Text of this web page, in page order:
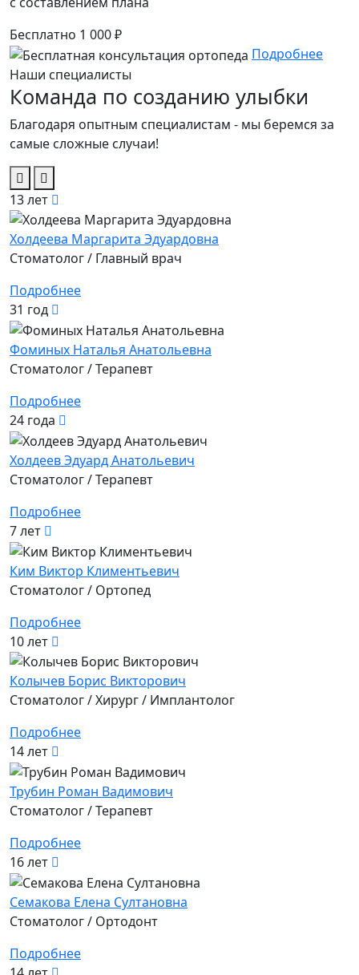
Бесплатно 1 000 ₽
Подробнее
Наши специалисты
Команда по созданию улыбки
Благодаря опытным специалистам - мы беремся за
самые сложные случаи!
13 лет
Холдеева Маргарита Эдуардовна
Стоматолог / Главный врач
Подробнее
31 год
Фоминых Наталья Анатольевна
Стоматолог / Терапевт
Подробнее
24 года
Холдеев Эдуард Анатольевич
Стоматолог / Терапевт
Подробнее
7 лет
Ким Виктор Климентьевич
Стоматолог / Ортопед
Подробнее
10 лет
Колычев Борис Викторович
Стоматолог / Хирург / Имплантолог
Подробнее
14 лет
Трубин Роман Вадимович
Стоматолог / Терапевт
Подробнее
16 лет
Семакова Елена Султановна
Стоматолог / Ортодонт
Подробнее